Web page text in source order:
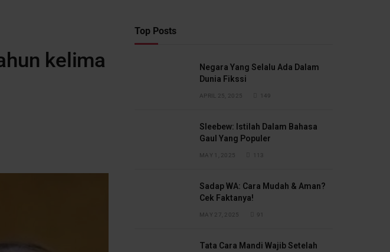
kelima
Top Posts
Negara Yang Selalu Ada Dalam
Dunia Fikssi
APRIL 25, 2025 149
Sleebew: Istilah Dalam Bahasa
Gaul Yang Populer
MAY 1, 2025 113
Sadap WA: Cara Mudah & Aman?
Cek Faktanya!
MAY 27, 2025 91
Tata Cara Mandi Wajib Setelah